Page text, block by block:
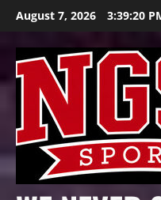
Skip
content
August 7, 2026 3:39:22